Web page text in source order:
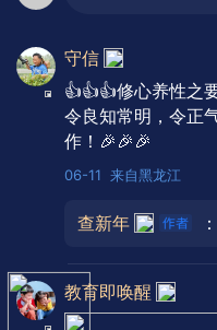
人之初，性本
乃心田深处一粒
守信
👍👍👍修心养性之
令良知常明，令正
作！🎉🎉🎉
06-11 来自黑龙江
查新年
教育即唤醒